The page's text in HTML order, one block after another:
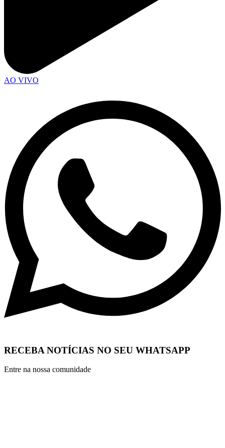
AO VIVO
RECEBA NOTÍCIAS NO SEU WHATSAPP
Entre na nossa comunidade